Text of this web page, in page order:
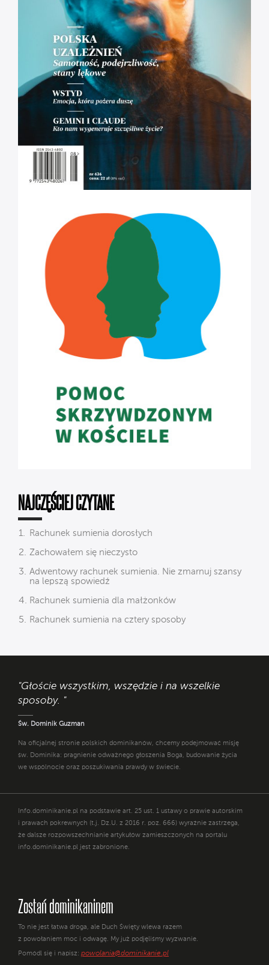
NAJCZĘŚCIEJ CZYTANE
Rachunek sumienia dorosłych
Zachowałem się nieczysto
Adwentowy rachunek sumienia. Nie zmarnuj szansy
na lepszą spowiedź
Rachunek sumienia dla małżonków
Rachunek sumienia na cztery sposoby
"Głoście wszystkim, wszędzie i na wszelkie
sposoby. "
Św. Dominik Guzman
Na oficjalnej stronie polskich dominikanów, chcemy podejmować misję
św. Dominika: pragnienie odważnego głoszenia Boga, budowanie życia
we wspólnocie oraz poszukiwania prawdy w świecie.
Info.dominikanie.pl na podstawie art. 25 ust. 1 ustawy o prawie autorskim
i prawach pokrewnych (t.j. Dz.U. z 2016 r. poz. 666) wyraźnie zastrzega,
że dalsze rozpowszechnianie artykułów zamieszczonych na portalu
info.dominikanie.pl jest zabronione.
Zostań dominikaninem
To nie jest łatwa droga, ale Duch Święty wlewa razem
z powołaniem moc i odwagę. My już podjęliśmy wyzwanie.
Pomódl się i napisz: powolania@dominikanie.pl